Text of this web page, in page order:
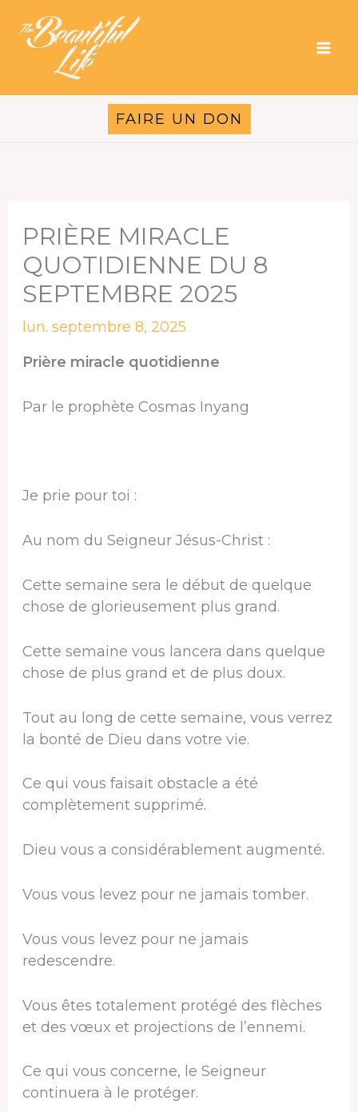
contenu
FAIRE UN DON
PRIÈRE MIRACLE
QUOTIDIENNE DU 8
SEPTEMBRE 2025
lun. septembre 8, 2025
Prière miracle quotidienne
Par le prophète Cosmas Inyang
Je prie pour toi :
Au nom du Seigneur Jésus-Christ :
Cette semaine sera le début de quelque
chose de glorieusement plus grand.
Cette semaine vous lancera dans quelque
chose de plus grand et de plus doux.
Tout au long de cette semaine, vous verrez
la bonté de Dieu dans votre vie.
Ce qui vous faisait obstacle a été
complètement supprimé.
Dieu vous a considérablement augmenté.
Vous vous levez pour ne jamais tomber.
Vous vous levez pour ne jamais
redescendre.
Vous êtes totalement protégé des flèches
et des vœux et projections de l’ennemi.
Ce qui vous concerne, le Seigneur
continuera à le protéger.